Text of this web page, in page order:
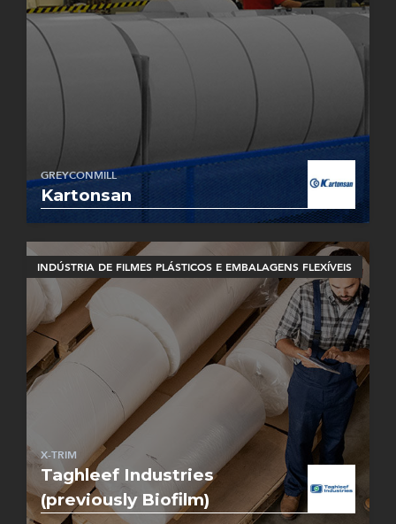
GREYCONMILL
Kartonsan
INDÚSTRIA DE FILMES PLÁSTICOS E EMBALAGENS FLEXÍVEIS
X-TRIM
Taghleef Industries
(previously Biofilm)